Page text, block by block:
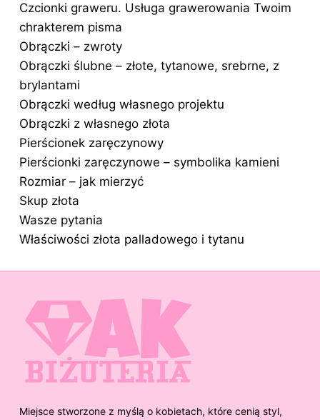
Czcionki graweru. Usługa grawerowania Twoim
chrakterem pisma
Obrączki – zwroty
Obrączki ślubne – złote, tytanowe, srebrne, z
brylantami
Obrączki według własnego projektu
Obrączki z własnego złota
Pierścionek zaręczynowy
Pierścionki zaręczynowe – symbolika kamieni
Rozmiar – jak mierzyć
Skup złota
Wasze pytania
Właściwości złota palladowego i tytanu
Miejsce stworzone z myślą o kobietach, które cenią styl,